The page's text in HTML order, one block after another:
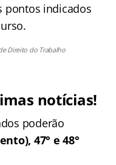
pontos indicados
Direito do Trabalho
notícias!
poderão
47° e 48°